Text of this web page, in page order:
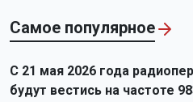
Самое популярное
C 21 мая 2026 года
будут вестись на частоте